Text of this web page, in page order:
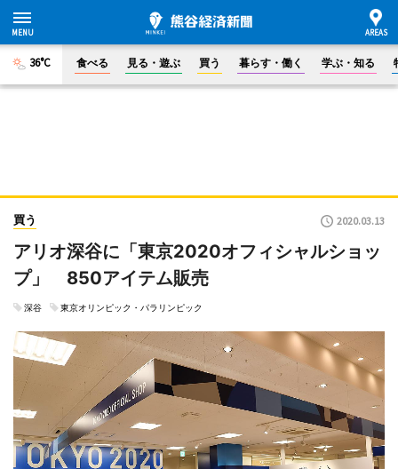
36°C 食べる 見る・遊ぶ 買う 暮らす・働く 学ぶ・知る
買う 2020.03.13
アリオ深谷に「東京2020オフィシャルショッ
プ」 850アイテム販売
深谷 東京オリンピック・パラリンピック